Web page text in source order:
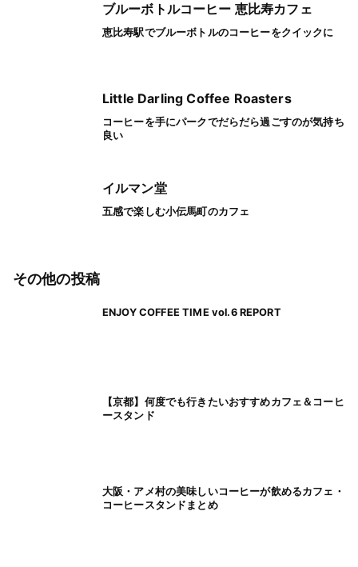
ブルーボトルコーヒー 恵比寿カフェ
恵比寿駅でブルーボトルのコーヒーをクイックに
Little Darling Coffee Roasters
コーヒーを手にパークでだらだら過ごすのが気持ち
良い
イルマン堂
五感で楽しむ小伝馬町のカフェ
その他の投稿
ENJOY COFFEE TIME vol.6 REPORT
【京都】何度でも行きたいおすすめカフェ＆コーヒ
ースタンド
大阪・アメ村の美味しいコーヒーが飲めるカフェ・
コーヒースタンドまとめ